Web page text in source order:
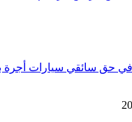
في حق سائقي سيارات أجرة